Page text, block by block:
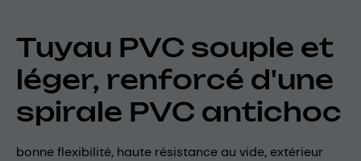
Tuyau PVC souple et
léger, renforcé d'une
spirale PVC antichoc
bonne flexibilité, haute résistance au vide, extérieur